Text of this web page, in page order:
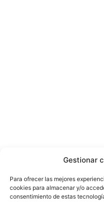
Gestionar
Para ofrecer las mejores
cookies para almacenar y/o
consentimiento de estas